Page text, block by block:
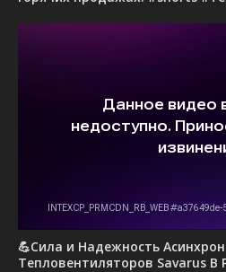
💪Сила и Надежность
Тепловентиляторов Savarus В